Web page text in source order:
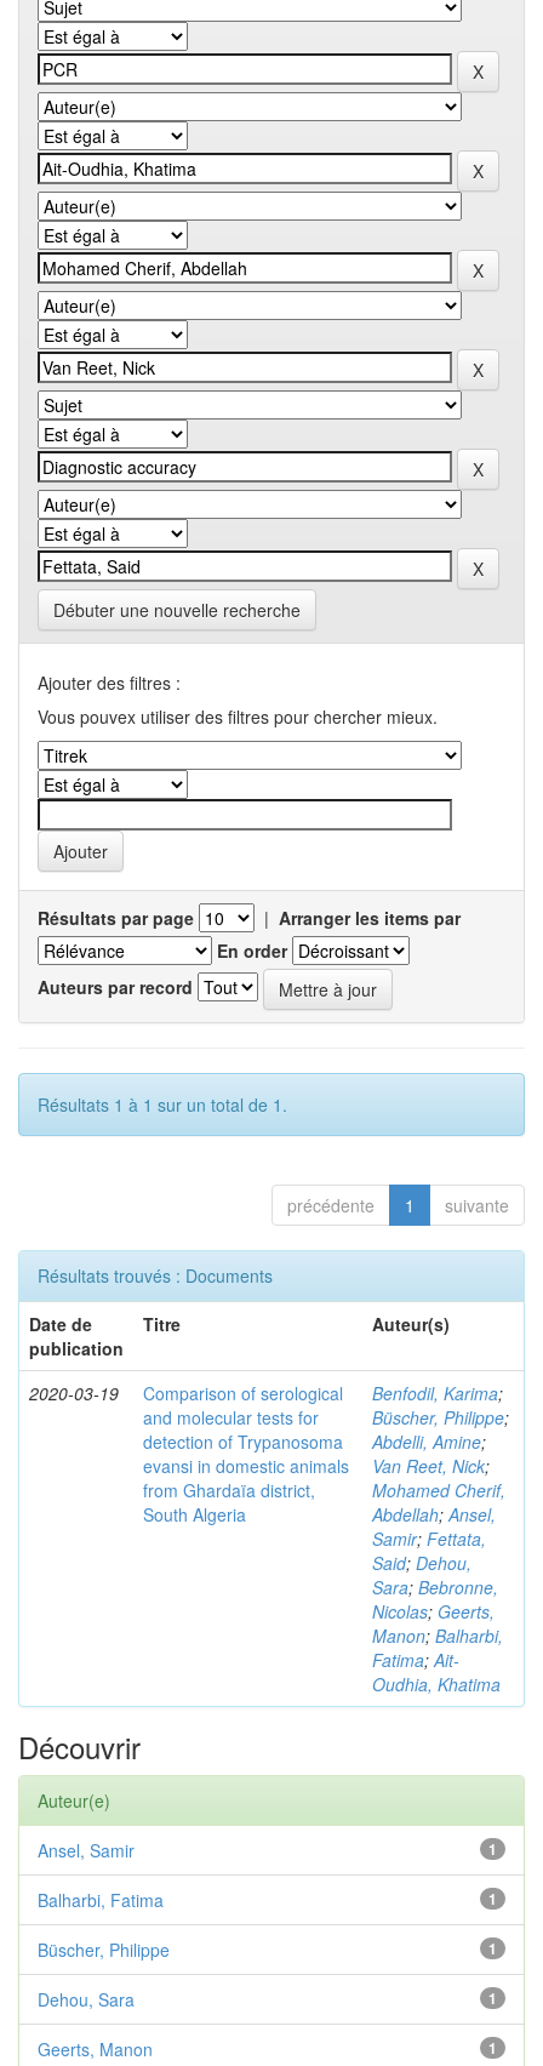
Débuter une nouvelle recherche
Ajouter des filtres :
Vous pouvex utiliser des filtres pour chercher mieux.
Résultats par page | Arranger les items par
En order
Auteurs par record
Résultats 1 à 1 sur un total de 1.
précédente 1 suivante
Résultats trouvés : Documents
Date de
publication
Titre Auteur(s)
2020-03-19
Comparison of serological
and molecular tests for
detection of Trypanosoma
evansi in domestic animals
from Ghardaïa district,
South Algeria
Benfodil, Karima;
Büscher, Philippe;
Abdelli, Amine;
Van Reet, Nick;
Mohamed Cherif,
Abdellah;Ansel,
Samir; Fettata,
Said; Dehou,
Sara; Bebronne,
Nicolas; Geerts,
Manon; Balharbi,
Fatima;Ait-
Oudhia, Khatima
Découvrir
Auteur(e)
1
Ansel, Samir
1
Balharbi, Fatima
1
Büscher, Philippe
1
Dehou, Sara
1
Geerts, Manon